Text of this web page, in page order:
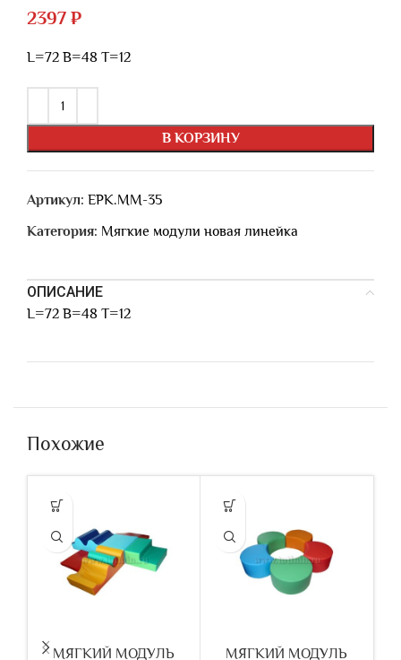
2397 ₽
L=72 B=48 T=12
В КОРЗИНУ
Артикул: ЕРК.ММ-35
Категория: Мягкие модули новая линейка
ОПИСАНИЕ
L=72 B=48 T=12
Похожие
МЯГКИЙ МОДУЛЬ МЯГКИЙ МОДУЛЬ